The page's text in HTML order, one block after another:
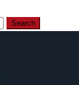
Search